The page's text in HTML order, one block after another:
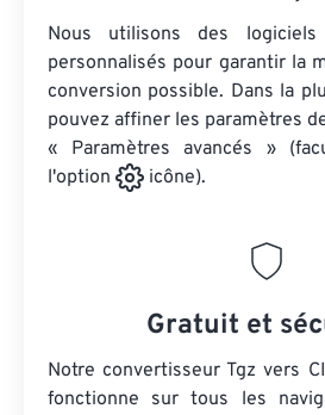
Nous utilisons des
personnalisés pour garantir la
conversion possible. Dans la
pouvez affiner les paramètres
« Paramètres avancés »
l'option
icône).
Gratuit et
Notre convertisseur Tgz vers
fonctionne sur tous les